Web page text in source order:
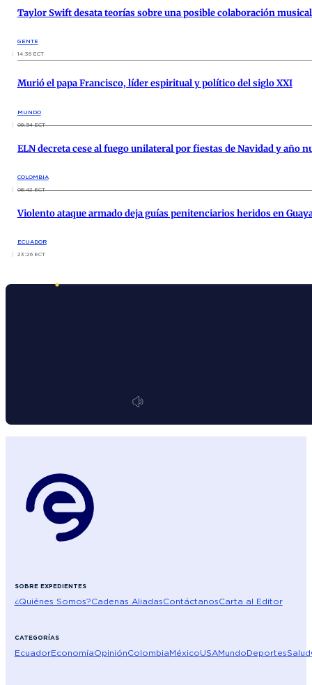
Taylor Swift desata teorías sobre una posible colaboración
GENTE
14:36 ECT
Murió el papa Francisco, líder espiritual y político del siglo XXI
MUNDO
09:54 ECT
ELN decreta cese al fuego unilateral por fiestas de Navidad y año
COLOMBIA
08:42 ECT
Violento ataque armado deja guías penitenciarios heridos en
ECUADOR
23:26 ECT
SOBRE EXPEDIENTES
¿Quiénes Somos?Cadenas AliadasContáctanosCarta al Editor
CATEGORÍAS
EcuadorEconomíaOpiniónColombiaMéxicoUSAMundoDeportesSalud